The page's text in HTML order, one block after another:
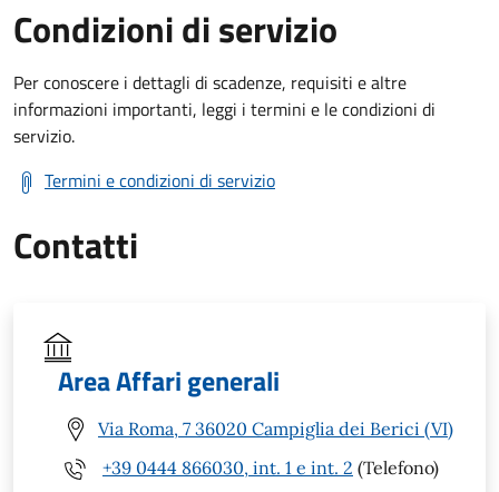
Condizioni di servizio
Per conoscere i dettagli di scadenze, requisiti e altre
informazioni importanti, leggi i termini e le condizioni di
servizio.
Termini e condizioni di servizio
Contatti
Area Affari generali
Via Roma, 7 36020 Campiglia dei Berici (VI)
+39 0444 866030, int. 1 e int. 2 (Telefono)